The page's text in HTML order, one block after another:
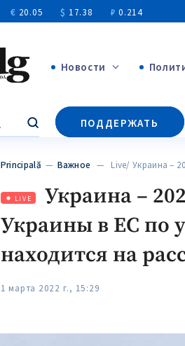
€ 20.05 $ 17.38 ₽ 0.214
Новости
+144
Поиск ПОДДЕРЖАТЬ
Principală —Важное — Live/ Украина –
LIVE
Украина –
Украины в ЕС по
находится на
1 марта 2022 г., 15:29